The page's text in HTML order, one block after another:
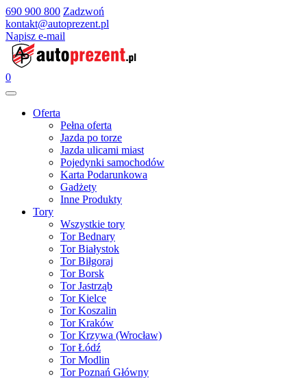
690 900 800 Zadzwoń
kontakt@autoprezent.pl
Napisz e-mail
0
Oferta
Pełna oferta
Jazda po torze
Jazda ulicami miast
Pojedynki samochodów
Karta Podarunkowa
Gadżety
Inne Produkty
Tory
Wszystkie tory
Tor Bednary
Tor Białystok
Tor Biłgoraj
Tor Borsk
Tor Jastrząb
Tor Kielce
Tor Koszalin
Tor Kraków
Tor Krzywa (Wrocław)
Tor Łódź
Tor Modlin
Tor Poznań Główny